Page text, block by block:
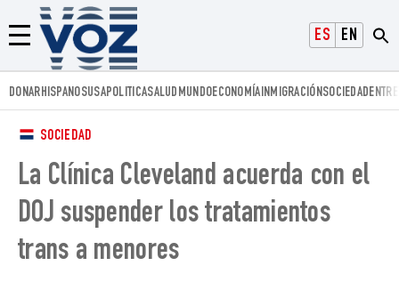
ESPAÑOLENGLISH
Menú
Voz.us
DONARHISPANOSUSAPOLITICASALUD MUNDOECONOMÍAINMIGRACIÓNSOCIEDAD
SOCIEDAD
La Clínica Cleveland acuerda con el
DOJ suspender los tratamientos
trans a menores